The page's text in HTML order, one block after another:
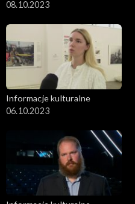
08.10.2023
Informacje kulturalne
06.10.2023